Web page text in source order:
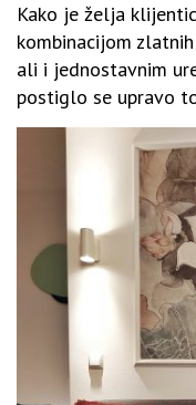
Kako je želja
kombinacijom
ali i jednostavnim
postiglo se upravo